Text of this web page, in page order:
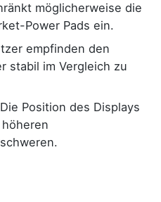
möglicherweise die
Power Pads ein.
empfinden den
stabil im Vergleich zu
Die Position des Displays